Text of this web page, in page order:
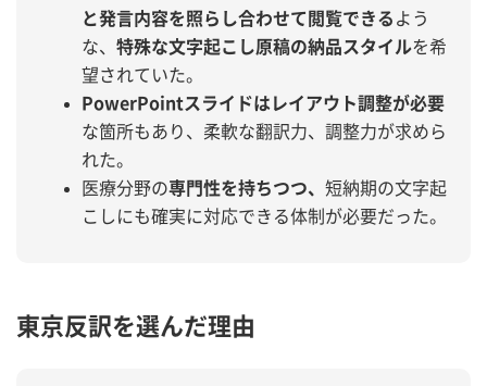
と発言内容を照らし合わせて閲覧できる よう
な、 特殊な文字起こし原稿の納品スタイルを希
望されていた。
PowerPointスライドはレイアウト調整が必要
な箇所もあり、柔軟な翻訳力、調整力が求めら
れた。
医療分野の専門性を持ちつつ、 短納期の文字起
こしにも確実に対応できる体制が必要だった。
東京反訳を選んだ理由